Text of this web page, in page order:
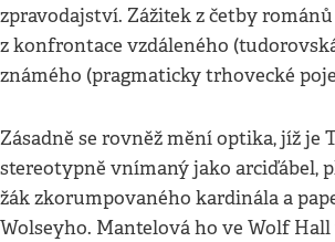
zpravodajství. Zážitek z četby
z konfrontace vzdáleného
známého (pragmaticky trhovecké
Zásadně se rovněž mění optika, jíž je
stereotypně vnímaný jako arciďábel,
žák zkorumpovaného kardinála a
Wolseyho. Mantelová ho ve Wolf